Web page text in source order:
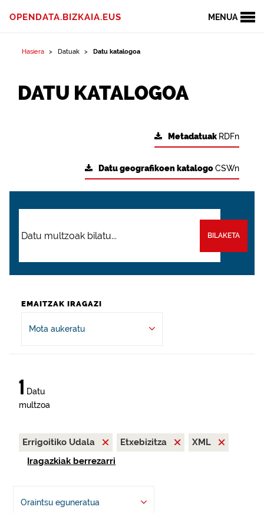
MENUA
OPENDATA.BIZKAIA.EUS
Hasiera Datuak Datu katalogoa
DATU KATALOGOA
Metadatuak RDFn
Datu geografikoen katalogoCSWn
BILAKETA
EMAITZAK IRAGAZI
Mota aukeratu
1 Datu
multzoa
Errigoitiko Udala Etxebizitza
XML
Iragazkiak berrezarri
Oraintsu eguneratua